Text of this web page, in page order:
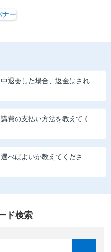
退会した場合、返金はされ
費の支払い方法を教えてく
べばよいか教えてくださ
ド検索